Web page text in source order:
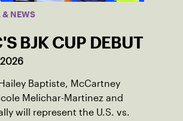
& NEWS
BJK CUP DEBUT
Baptiste, McCartney
Melichar-Martinez and
will represent the U.S. vs.